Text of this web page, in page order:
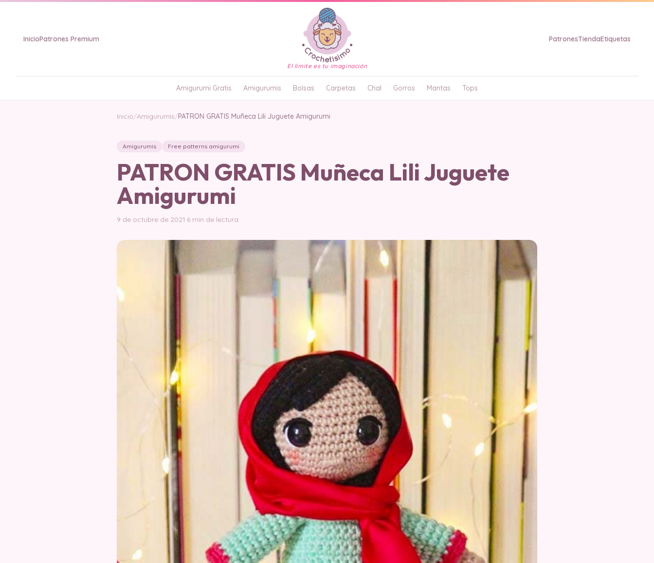
InicioPatrones Premium
El límite es tu imaginación
PatronesTiendaEtiquetas
Amigurumi Gratis Amigurumis Bolsas Carpetas Chal Gorros Mantas Tops
Inicio/Amigurumis/PATRON GRATIS Muñeca Lili Juguete Amigurumi
Amigurumis Free patterns amigurumi
PATRON GRATIS Muñeca Lili Juguete
Amigurumi
9 de octubre de 2021·6 min de lectura